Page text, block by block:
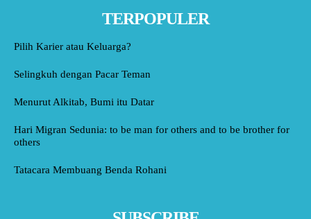
TERPOPULER
Pilih Karier atau Keluarga?
Selingkuh dengan Pacar Teman
Menurut Alkitab, Bumi itu Datar
Hari Migran Sedunia: to be man for others and to be brother for
others
Tatacara Membuang Benda Rohani